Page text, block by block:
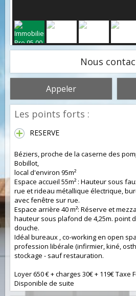
Nous
Appeler
Les points forts :
RESERVE
Béziers, proche de la caserne des
Bobillot,
local d'environ 95m²
Espace accueil 55m² : Hauteur sous
rue et rideau métallique électrique,
avec fenêtre sur rue.
Espace arrière 40 m²: Réserve et
hauteur sous plafond de 4,25m. point
douche.
Idéal bureaux , co-working en open
profession libérale (infirmier, kiné,
stockage - sauf restauration.
Loyer 650 € + charges 30€ + 119€ Taxe
Disponible de suite